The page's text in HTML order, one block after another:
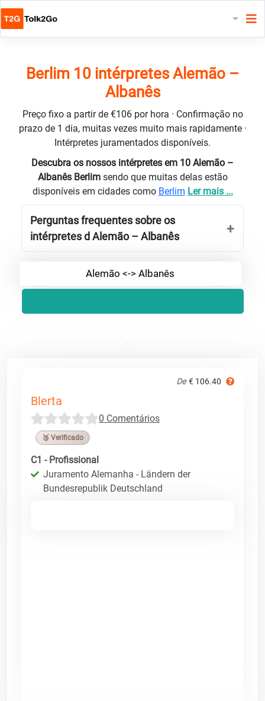
Berlim 10 intérpretes Alemão –
Albanês
Preço fixo a partir de €106 por hora · Confirmação no
prazo de 1 dia, muitas vezes muito mais rapidamente ·
Intérpretes juramentados disponíveis.
Descubra os nossos intérpretes em 10 Alemão –
Albanês Berlim sendo que muitas delas estão
disponíveis em cidades como Berlim Ler mais ...
Perguntas frequentes sobre os
intérpretes d Alemão – Albanês
Alemão <-> Albanês
De € 106.40
Blerta
0 Comentários
🥉 Verificado
C1 - Profissional
Juramento Alemanha - Ländern der
Bundesrepublik Deutschland